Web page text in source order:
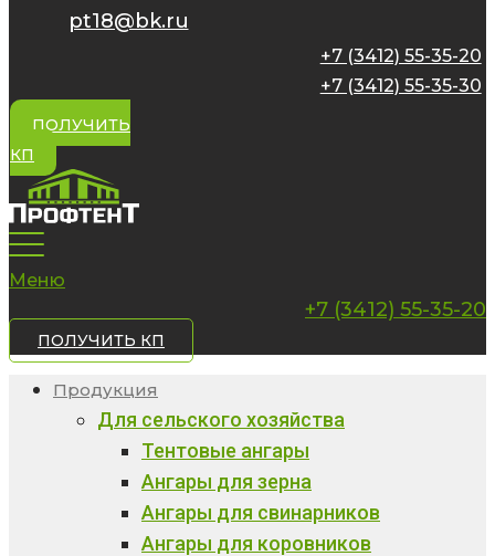
pt18@bk.ru
+7 (3412) 55-35-20
+7 (3412) 55-35-30
ПОЛУЧИТЬ
КП
Меню
+7 (3412) 55-35-20
ПОЛУЧИТЬ КП
Продукция
Для сельского хозяйства
Тентовые ангары
Ангары для зерна
Ангары для свинарников
Ангары для коровников